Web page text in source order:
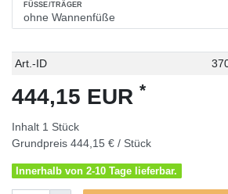
FÜSSE/TRÄGER
Technisches
Wert
Art.-ID
444,15 EUR *
Inhalt 1 Stück
Grundpreis 444,15 € / Stück
Innerhalb von 2-10 Tage lieferbar.